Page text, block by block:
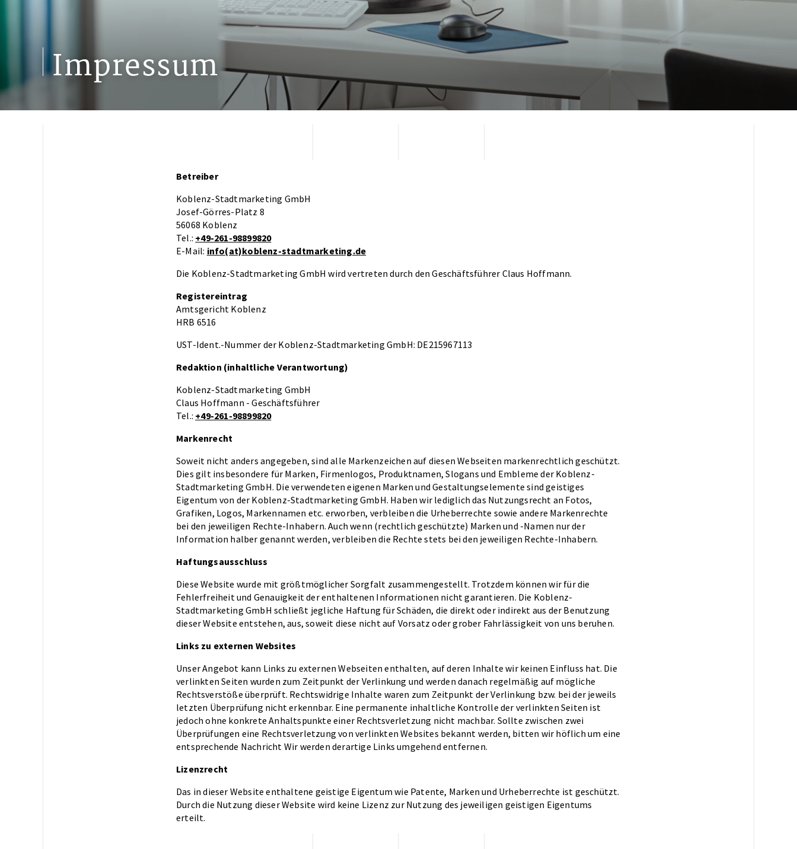
Impressum
Betreiber
Koblenz-Stadtmarketing GmbH
Josef-Görres-Platz 8
56068 Koblenz
Tel.: +49-261-98899820
E-Mail: info(at)koblenz-stadtmarketing.de
Die Koblenz-Stadtmarketing GmbH wird vertreten durch den Geschäftsführer Claus Hoffmann.
Registereintrag
Amtsgericht Koblenz
HRB 6516
UST-Ident.-Nummer der Koblenz-Stadtmarketing GmbH: DE215967113
Redaktion (inhaltliche Verantwortung)
Koblenz-Stadtmarketing GmbH
Claus Hoffmann - Geschäftsführer
Tel.: +49-261-98899820
Markenrecht
Soweit nicht anders angegeben, sind alle Markenzeichen auf diesen Webseiten markenrechtlich geschützt.
Dies gilt insbesondere für Marken, Firmenlogos, Produktnamen, Slogans und Embleme der Koblenz-
Stadtmarketing GmbH. Die verwendeten eigenen Marken und Gestaltungselemente sind geistiges
Eigentum von der Koblenz-Stadtmarketing GmbH. Haben wir lediglich das Nutzungsrecht an Fotos,
Grafiken, Logos, Markennamen etc. erworben, verbleiben die Urheberrechte sowie andere Markenrechte
bei den jeweiligen Rechte-Inhabern. Auch wenn (rechtlich geschützte) Marken und -Namen nur der
Information halber genannt werden, verbleiben die Rechte stets bei den jeweiligen Rechte-Inhabern.
Haftungsausschluss
Diese Website wurde mit größtmöglicher Sorgfalt zusammengestellt. Trotzdem können wir für die
Fehlerfreiheit und Genauigkeit der enthaltenen Informationen nicht garantieren. Die Koblenz-
Stadtmarketing GmbH schließt jegliche Haftung für Schäden, die direkt oder indirekt aus der Benutzung
dieser Website entstehen, aus, soweit diese nicht auf Vorsatz oder grober Fahrlässigkeit von uns beruhen.
Links zu externen Websites
Unser Angebot kann Links zu externen Webseiten enthalten, auf deren Inhalte wir keinen Einfluss hat. Die
verlinkten Seiten wurden zum Zeitpunkt der Verlinkung und werden danach regelmäßig auf mögliche
Rechtsverstöße überprüft. Rechtswidrige Inhalte waren zum Zeitpunkt der Verlinkung bzw. bei der jeweils
letzten Überprüfung nicht erkennbar. Eine permanente inhaltliche Kontrolle der verlinkten Seiten ist
jedoch ohne konkrete Anhaltspunkte einer Rechtsverletzung nicht machbar. Sollte zwischen zwei
Überprüfungen eine Rechtsverletzung von verlinkten Websites bekannt werden, bitten wir höflich um eine
entsprechende Nachricht Wir werden derartige Links umgehend entfernen.
Lizenzrecht
Das in dieser Website enthaltene geistige Eigentum wie Patente, Marken und Urheberrechte ist geschützt.
Durch die Nutzung dieser Website wird keine Lizenz zur Nutzung des jeweiligen geistigen Eigentums
erteilt.